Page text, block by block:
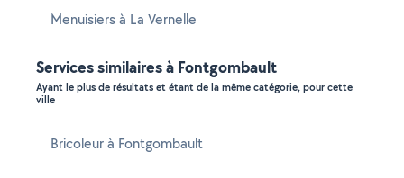
Menuisiers à La Vernelle
Services similaires à Fontgombault
Ayant le plus de résultats et étant de la même catégorie, pour cette
ville
Bricoleur à Fontgombault